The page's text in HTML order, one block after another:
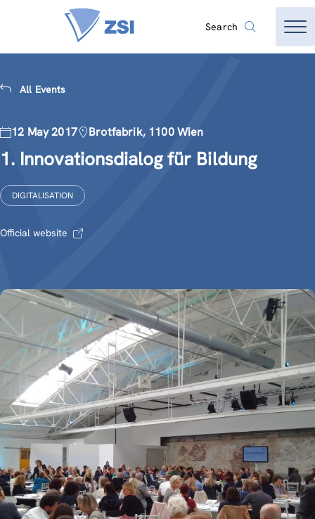
Search
All Events
12 May 2017 Brotfabrik, 1100 Wien
1. Innovationsdialog für Bildung
DIGITALISATION
Official website